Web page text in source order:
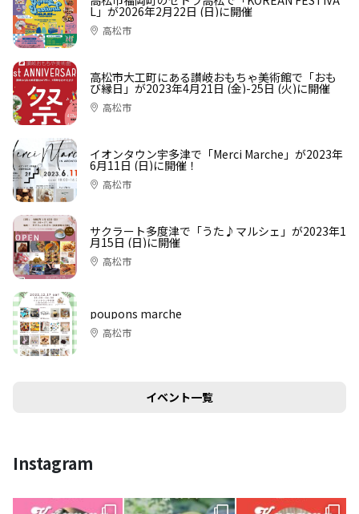
L」が2026年2月22日 (日)に開催
高松市
高松市大工町にある讃岐おもちゃ美術館で「おも
び縁日」が2023年4月21日 (金)-25日 (火)に開催
高松市
イオンタウン宇多津で「Merci Marche」が2023年
6月11日 (日)に開催！
高松市
サクラート多度津で「うた♪マルシェ」が2023年1
月15日 (日)に開催
高松市
poupons marche
高松市
イベント一覧
Instagram